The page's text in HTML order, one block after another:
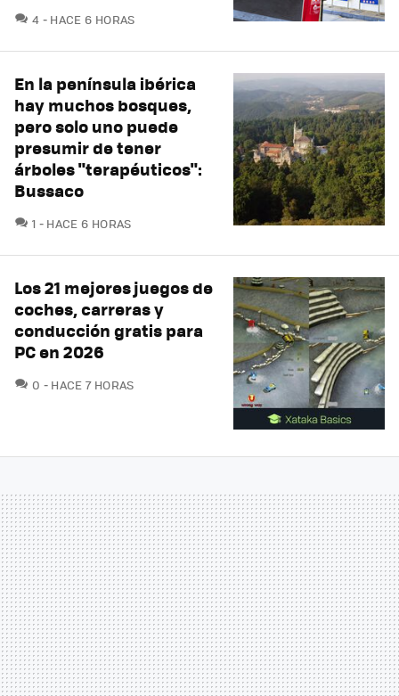
4 COMENTARIOS
HACE 6 HORAS
En la península ibérica
hay muchos bosques,
pero solo uno puede
presumir de tener
árboles "terapéuticos":
Bussaco
1 COMENTARIOS
HACE 6 HORAS
Los 21 mejores juegos de
coches, carreras y
conducción gratis para
PC en 2026
0 COMENTARIOS
HACE 7 HORAS